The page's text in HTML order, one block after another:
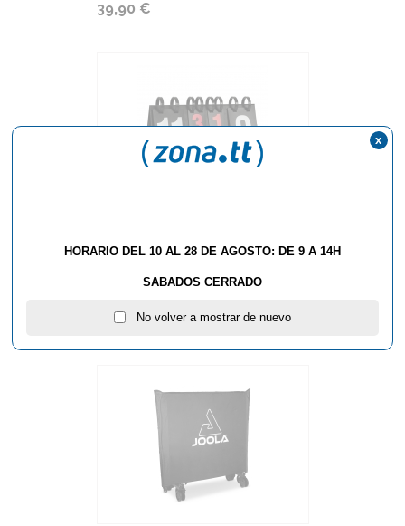
39,90 €
SCORE BOARD BASIC
BUTTERFLY
39,90 €
HORARIO DEL 10 AL 28 DE AGOSTO: DE 9 A 14H
SABADOS CERRADO
No volver a mostrar de nuevo
x